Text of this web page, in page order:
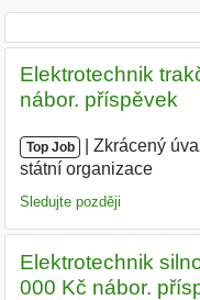
Elektrotechnik
nábor. příspěvek
Top Job Zkrácený
státní organizace
Sledujte později
Elektrotechnik
000 Kč nábor.